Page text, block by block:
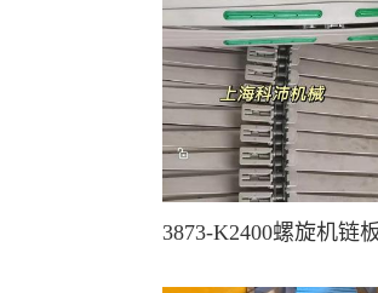
3873-K2400螺旋机链